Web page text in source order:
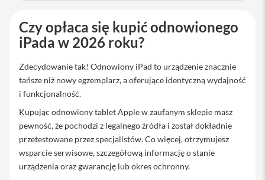
i
P
d
i
r
3
i
a
d
Czy opłaca się kupić odnowionego
iPada w 2026 roku?
Zdecydowanie tak! Odnowiony iPad to urządzenie znacznie
tańsze niż nowy egzemplarz, a oferujące identyczną wydajność
i funkcjonalność.
Kupując odnowiony tablet Apple w zaufanym sklepie masz
pewność, że pochodzi z legalnego źródła i został dokładnie
przetestowane przez specjalistów. Co więcej, otrzymujesz
wsparcie serwisowe, szczegółową informację o stanie
urządzenia oraz gwarancję lub okres ochronny.